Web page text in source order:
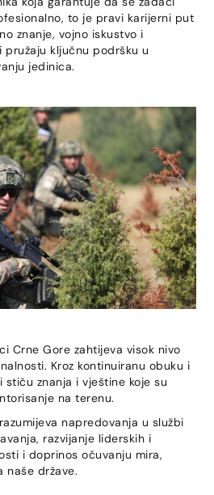
to je pravi karijerni put
znanje, vojno iskustvo i
ključnu podršku u
jedinica.
Crne Gore zahtijeva visok nivo
Kroz kontinuiranu obuku i
znanja i vještine koje su
na terenu.
napredovanja u službi
razvijanje liderskih i
i doprinos očuvanju mira,
naše države.